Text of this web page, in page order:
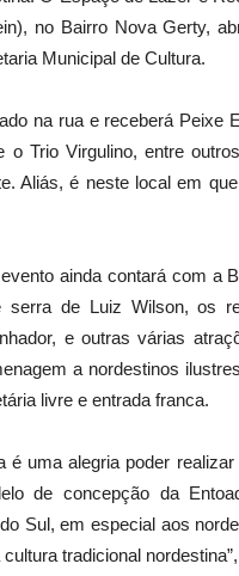
no Bairro Nova Gerty,
Municipal de Cultura.
na rua e receberá Peixe
o Trio Virgulino, entre
Aliás, é neste local em
ainda contará com a
serra de Luiz Wilson, os
e outras várias
a nordestinos
livre e entrada franca.
é uma alegria poder
de concepção da
Sul, em especial aos
tradicional